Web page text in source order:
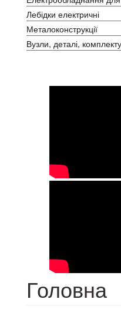
Лебідки електричні
Металоконструкції
Вузли, деталі,
Головна